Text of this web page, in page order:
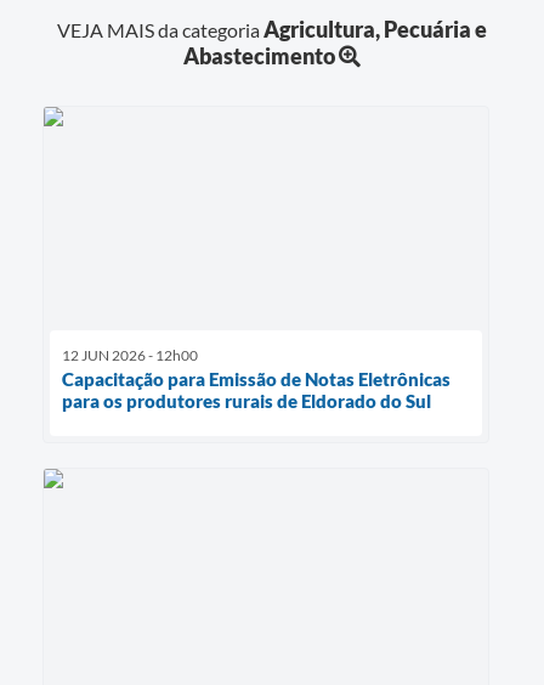
VEJA MAIS da categoriaAgricultura, Pecuária e
Abastecimento
12 JUN 2026 - 12h00
Capacitação para Emissão de Notas Eletrônicas
para os produtores rurais de Eldorado do Sul